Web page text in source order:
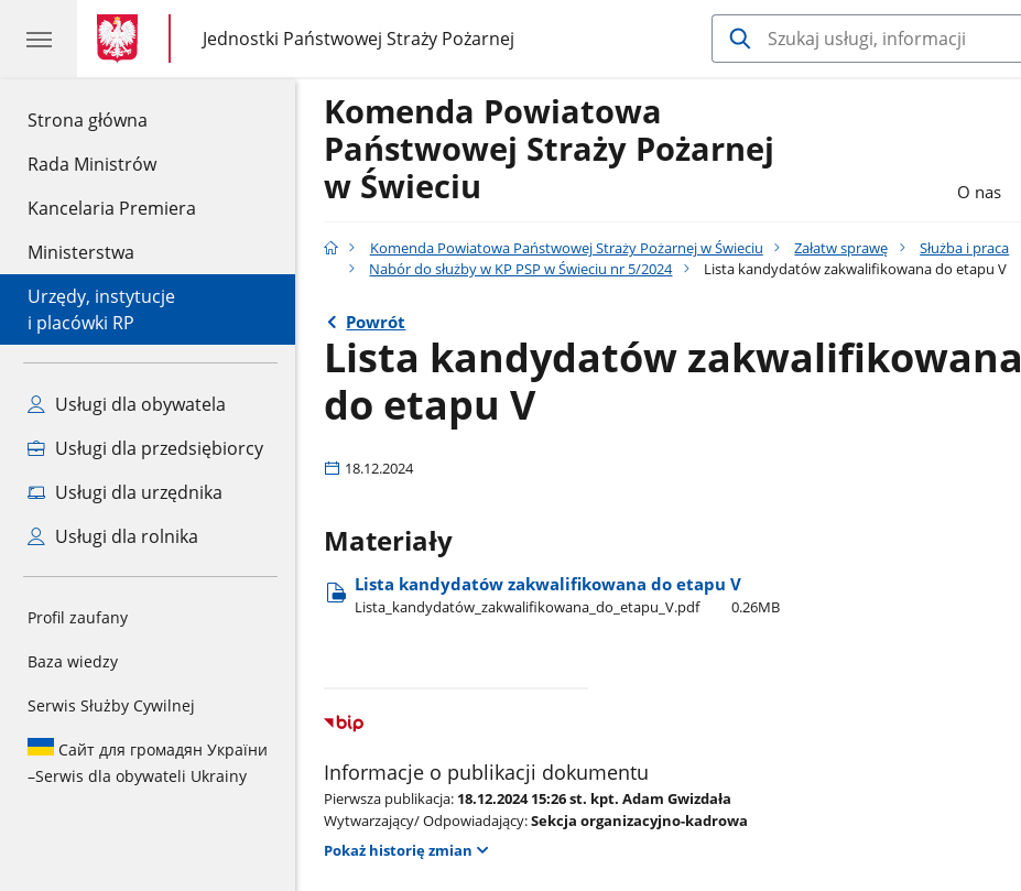
Strona główna
Rada Ministrów
Kancelaria Premiera
Ministerstwa
Urzędy, instytucje
i placówki RP
Usługi dla obywatela
Usługi dla przedsiębiorcy
Usługi dla urzędnika
Usługi dla rolnika
Profil zaufany
Baza wiedzy
Serwis Służby Cywilnej
Сайт для громадян України
–Serwis dla obywateli Ukrainy
gov.pl
gov.pl
Jednostki Państwowej Straży Pożarnej
gov.pl
Jednostki
Państwowej
Komenda Powiatowa
Państwowej Straży Pożarnej
w Świeciu
O nas
Komenda Powiatowa Państwowej Straży Pożarnej w Świeciu Załatw sprawę Służba i praca
Nabór do służby w KP PSP w Świeciu nr 5/2024
Lista kandydatów zakwalifikowana do etapu V
Powrót
Lista kandydatów zakwalifikowana
do etapu V
18.12.2024
Materiały
Lista kandydatów zakwalifikowana do etapu V
Lista​_kandydatów​_zakwalifikowana​_do​_etapu​_V.pdf 0.26MB
Informacje o publikacji dokumentu
Pierwsza publikacja: 18.12.2024 15:26 st. kpt. Adam Gwizdała
Wytwarzający/ Odpowiadający:Sekcja organizacyjno-kadrowa
Pokaż historię zmian